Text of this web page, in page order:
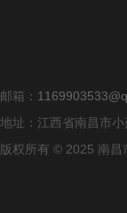
邮箱：
地址：江西省南昌
版权所有 © 2025 南